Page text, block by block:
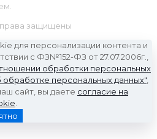
права защищены
для персонализации контента и
с ФЗ№152-ФЗ от 27.07.2006г.,
обработки персональных
персональных данных"
сайт, вы даете согласие на